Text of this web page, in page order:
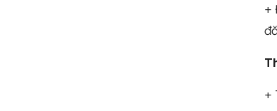
+
+